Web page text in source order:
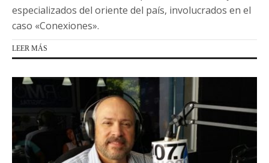
especializados del oriente del país, involucrados en el
caso «Conexiones».
LEER MÁS